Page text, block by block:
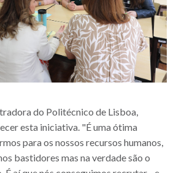
do Politécnico de Lisboa,
esta iniciativa. "É uma ótima
para os nossos recursos humanos,
bastidores mas na verdade são o